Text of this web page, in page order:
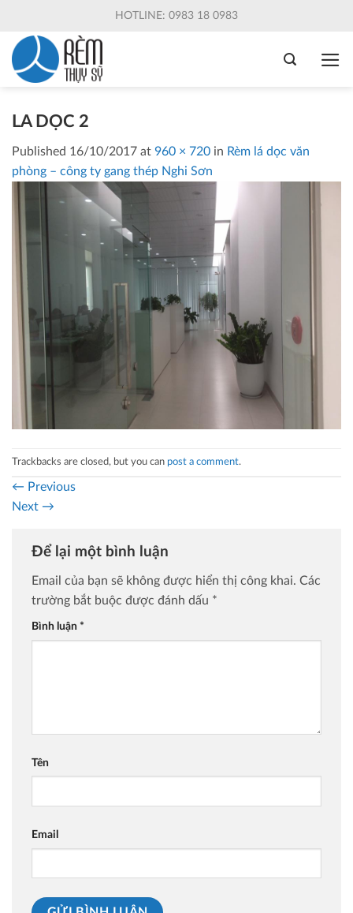
content
HOTLINE: 0983 18 0983
LA DỌC 2
Published 16/10/2017 at 960 × 720 in Rèm lá dọc văn
phòng – công ty gang thép Nghi Sơn
Trackbacks are closed, but you can post a comment.
← Previous
Next →
Để lại một bình luận
Email của bạn sẽ không được hiển thị công khai. Các
trường bắt buộc được đánh dấu *
Bình luận *
Tên
Email